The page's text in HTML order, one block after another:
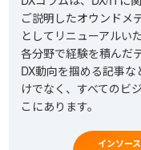
ご説明したオウンドメ
としてリニューアルい
各分野で経験を積んだ
DX動向を掴める記事
けでなく、すべてのビ
こにあります。
インソー